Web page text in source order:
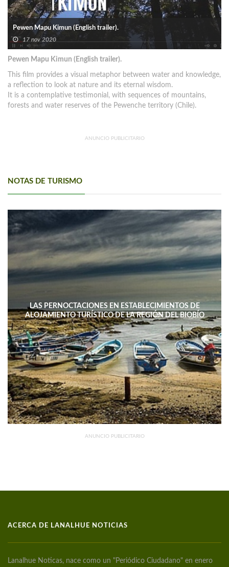
Pewen Mapu Kimun (English trailer).
17 nov 2020
Pewen Mapu Kimun (English trailer).
This film provides a visual metaphor between water and knowledge,
a reflection to look at nature and its eternal wisdom.
It is a contemplative testimonial, with sequences of mountains,
forests and water reserves of the Pewenche territory (Chile).
ANUNCIO PUBLICITARIO
NOTAS DE TURISMO
LAS PERNOCTACIONES EN ESTABLECIMIENTOS DE
ALOJAMIENTO TURÍSTICO DE LA REGIÓN DEL BIOBÍO
DISMINUYERON 15,4% INTERANUAL
ANUNCIO PUBLICITARIO
ACERCA DE LANALHUE NOTICIAS
Lanalhue Noticas, nace como un "Periódico Ciudadano" en enero